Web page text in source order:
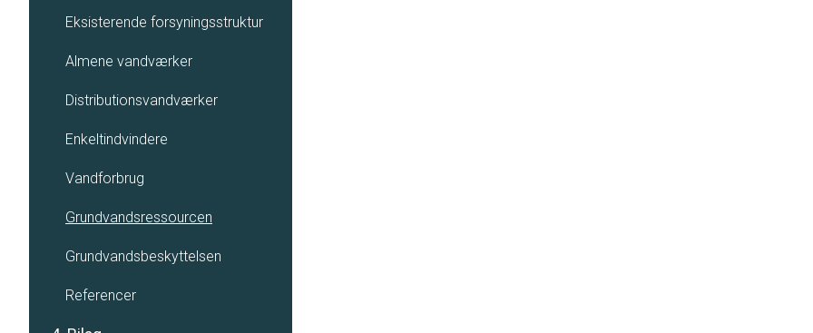
Eksisterende forsyningsstruktur
Almene vandværker
Distributionsvandværker
Enkeltindvindere
Vandforbrug
Grundvandsressourcen
Grundvandsbeskyttelsen
Referencer